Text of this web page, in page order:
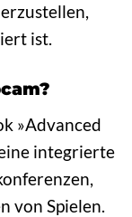
ist.
»Advanced
integrierte
von Spielen.